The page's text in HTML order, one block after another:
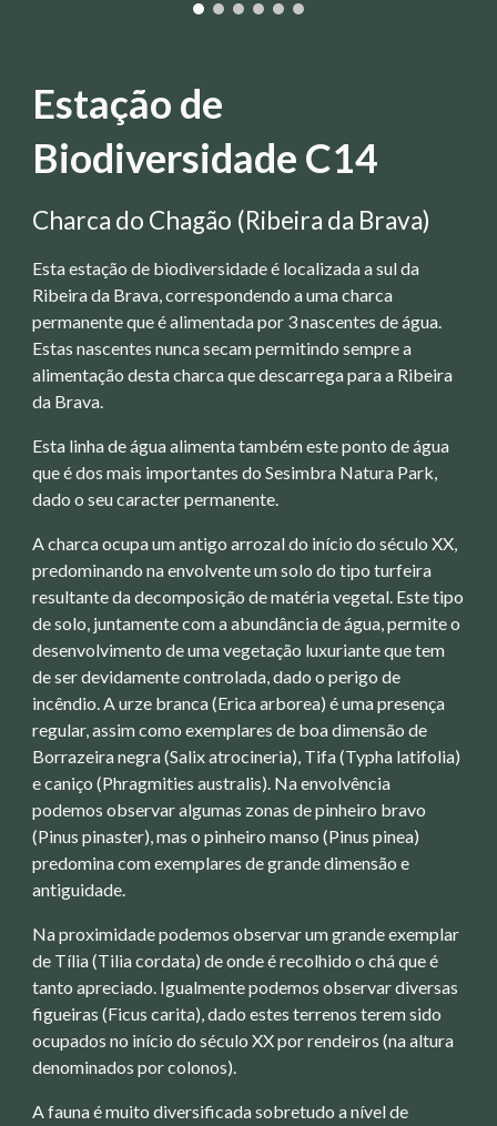
Estação de
Biodiversidade C14
Charca do Chagão (Ribeira da Brava)
Esta estação de biodiversidade é localizada a sul da
Ribeira da Brava, correspondendo a uma charca
permanente que é alimentada por 3 nascentes de água.
Estas nascentes nunca secam permitindo sempre a
alimentação desta charca que descarrega para a Ribeira
da Brava.
Esta linha de água alimenta também este ponto de água
que é dos mais importantes do Sesimbra Natura Park,
dado o seu caracter permanente.
A charca ocupa um antigo arrozal do início do século XX,
predominando na envolvente um solo do tipo turfeira
resultante da decomposição de matéria vegetal. Este tipo
de solo, juntamente com a abundância de água, permite o
desenvolvimento de uma vegetação luxuriante que tem
de ser devidamente controlada, dado o perigo de
incêndio. A urze branca (Erica arborea) é uma presença
regular, assim como exemplares de boa dimensão de
Borrazeira negra (Salix atrocineria), Tifa (Typha latifolia)
e caniço (Phragmities australis). Na envolvência
podemos observar algumas zonas de pinheiro bravo
(Pinus pinaster), mas o pinheiro manso (Pinus pinea)
predomina com exemplares de grande dimensão e
antiguidade.
Na proximidade podemos observar um grande exemplar
de Tília (Tilia cordata) de onde é recolhido o chá que é
tanto apreciado. Igualmente podemos observar diversas
figueiras (Ficus carita), dado estes terrenos terem sido
ocupados no início do século XX por rendeiros (na altura
denominados por colonos).
A fauna é muito diversificada sobretudo a nível de